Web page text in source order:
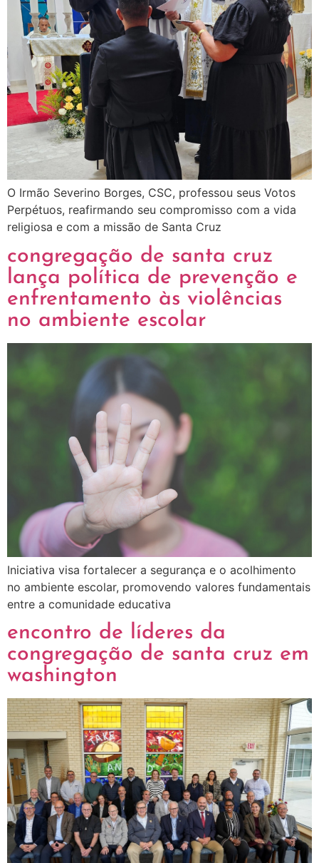
O Irmão Severino Borges, CSC, professou seus Votos
Perpétuos, reafirmando seu compromisso com a vida
religiosa e com a missão de Santa Cruz
congregação de santa cruz
lança política de prevenção e
enfrentamento às violências
no ambiente escolar
Iniciativa visa fortalecer a segurança e o acolhimento
no ambiente escolar, promovendo valores fundamentais
entre a comunidade educativa
encontro de líderes da
congregação de santa cruz em
washington